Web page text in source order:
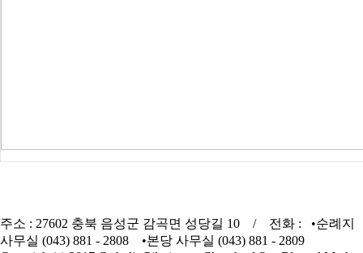
주소 : 27602 충북 음성군 감곡면 성당길 10 / 전화 : •순례지
사무실 (043) 881 - 2808 •본당 사무실 (043) 881 - 2809